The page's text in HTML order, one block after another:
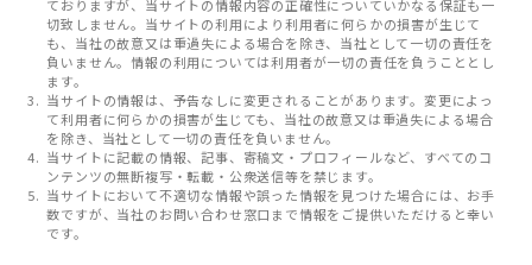
ておりますが、当サイトの情報内容の正確性についていかなる保証も一
切致しません。当サイトの利用により利用者に何らかの損害が生じて
も、当社の故意又は重過失による場合を除き、当社として一切の責任を
負いません。情報の利用については利用者が一切の責任を負うこととし
ます。
当サイトの情報は、予告なしに変更されることがあります。変更によっ
て利用者に何らかの損害が生じても、当社の故意又は重過失による場合
を除き、当社として一切の責任を負いません。
当サイトに記載の情報、記事、寄稿文・プロフィールなど、すべてのコ
ンテンツの無断複写・転載・公衆送信等を禁じます。
当サイトにおいて不適切な情報や誤った情報を見つけた場合には、お手
数ですが、当社のお問い合わせ窓口まで情報をご提供いただけると幸い
です。